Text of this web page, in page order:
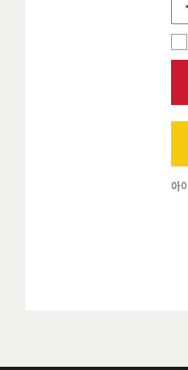
아